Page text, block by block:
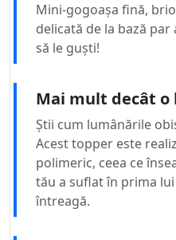
Mini-gogoașa fină,
delicată de la bază
să le guști!
Mai mult decât o
Știi cum lumânările
Acest topper este
polimeric, ceea ce
tău a suflat în prima
întreagă.